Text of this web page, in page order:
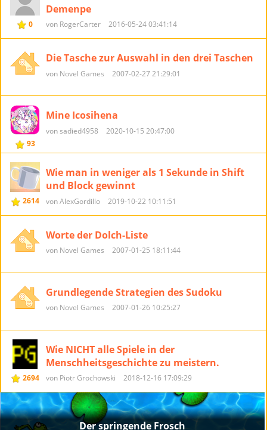
0
Demenpe
von RogerCarter 2016-05-24 03:41:14
Die Tasche zur Auswahl in den drei Taschen
von Novel Games 2007-02-27 21:29:01
93
Mine Icosihena
von sadied4958 2020-10-15 20:47:00
2614
Wie man in weniger als 1 Sekunde in Shift
und Block gewinnt
von AlexGordillo 2019-10-22 10:11:51
Worte der Dolch-Liste
von Novel Games 2007-01-25 18:11:44
Grundlegende Strategien des Sudoku
von Novel Games 2007-01-26 10:25:27
2694
Wie NICHT alle Spiele in der
Menschheitsgeschichte zu meistern.
von Piotr Grochowski 2018-12-16 17:09:29